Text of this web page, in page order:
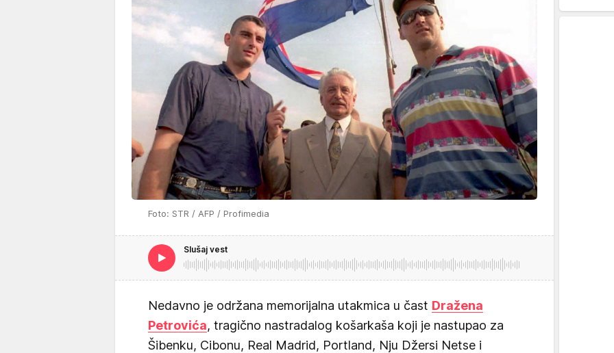
Foto: STR / AFP / Profimedia
Slušaj vest
Nedavno je održana memorijalna utakmica u čast Dražena
Petrovića, tragično nastradalog košarkaša koji je nastupao za
Šibenku, Cibonu, Real Madrid, Portland, Nju Džersi Netse i